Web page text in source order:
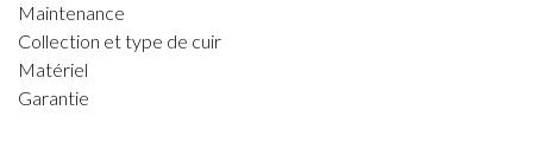
Maintenance
Collection et type de cuir
Matériel
Garantie